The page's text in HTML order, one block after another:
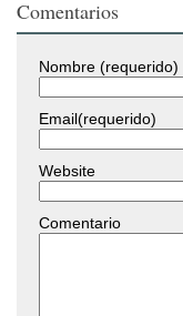
Comentarios
Nombre (requerido)
Email(requerido)
Website
Comentario